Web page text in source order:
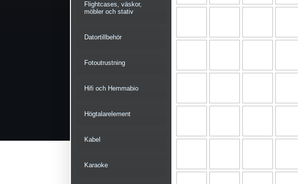
Flightcases, väskor,
möbler och stativ
Datortillbehör
Fotoutrustning
Hifi och Hemmabio
Högtalarelement
Kabel
Karaoke